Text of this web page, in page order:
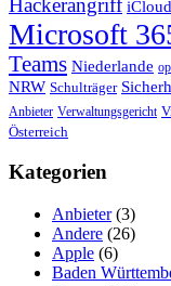
iCloud
Microsoft
Teams Niederlande
NRW Schulträger
Anbieter Verwaltungsgericht
Österreich
Kategorien
Anbieter(3)
Andere (26)
Apple (6)
Baden